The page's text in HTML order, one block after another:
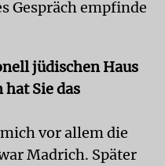
Gespräch empfinde
jüdischen Haus
Sie das
vor allem die
Madrich. Später